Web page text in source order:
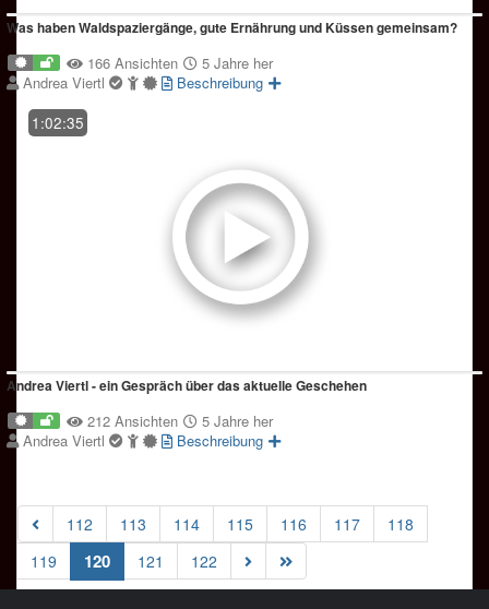
Was haben Waldspaziergänge, gute Ernährung und Küssen gemeinsam?
166 Ansichten
5 Jahre her
Andrea Viertl
Beschreibung
1:02:35
Andrea Viertl - ein Gespräch über das aktuelle Geschehen
212 Ansichten
5 Jahre her
Andrea Viertl
Beschreibung
112 113 114 115 116 117
118
119
120(current)
121 122